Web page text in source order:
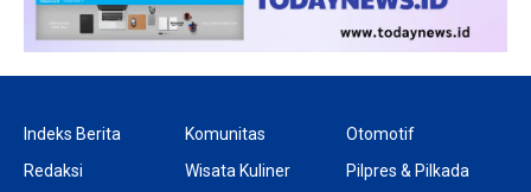
Indeks Berita
Redaksi
Komunitas
Wisata Kuliner
Otomotif
Pilpres & Pilkada